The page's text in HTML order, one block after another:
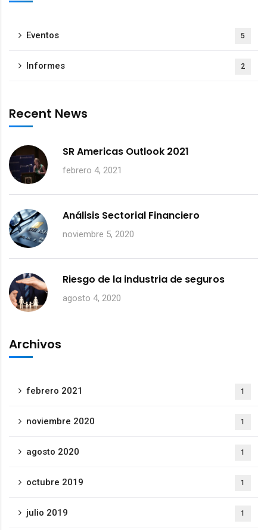
Eventos 5
Informes 2
Recent News
SR Americas Outlook 2021
febrero 4, 2021
Análisis Sectorial Financiero
noviembre 5, 2020
Riesgo de la industria de seguros
agosto 4, 2020
Archivos
febrero 2021 1
noviembre 2020 1
agosto 2020 1
octubre 2019 1
julio 2019 1